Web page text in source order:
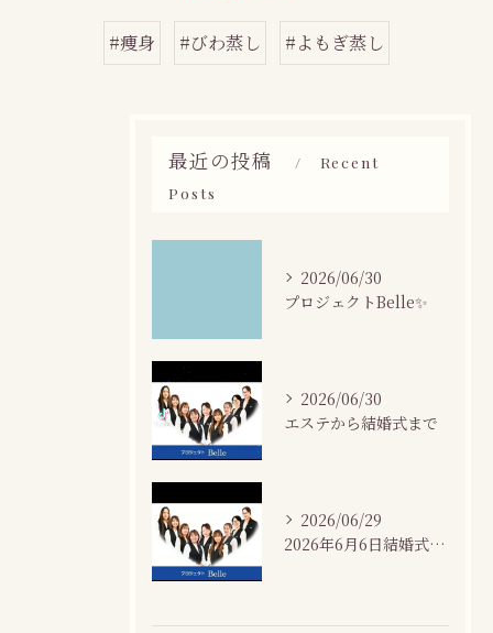
#痩身 #びわ蒸し #よもぎ蒸し
最近の投稿
Recent
Posts
2026/06/30
プロジェクトBelle✨
2026/06/30
エステから結婚式まで
2026/06/29
2026年6月6日結婚式場カサネにて